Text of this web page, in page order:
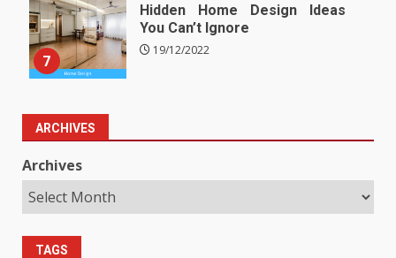
7
Hidden Home Design Ideas
You Can’t Ignore
19/12/2022
ARCHIVES
Archives
TAGS